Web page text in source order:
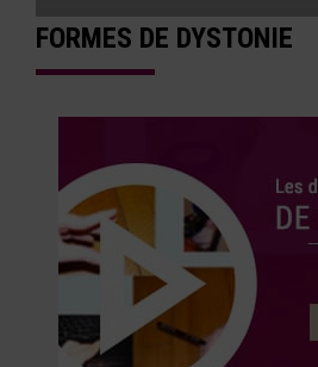
FORMES DE DYSTONIE